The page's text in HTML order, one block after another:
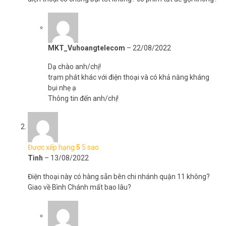
vui lòng liên hệ HOTLINE1900.9259để được hỗ trợ tốt nhất. Tham
khảo thêm hình ảnh tại
MKT_Vuhoangtelecom – 22/08/2022
Dạ chào anh/chị!
trạm phát khác với điện thoại và có khả năng kháng
bụi nhẹ ạ
Thông tin đến anh/chị!
Được xếp hạng 5 5 sao
Tình – 13/08/2022
Điện thoại này có hàng sẵn bên chi nhánh quận 11 không?
Giao về Bình Chánh mất bao lâu?